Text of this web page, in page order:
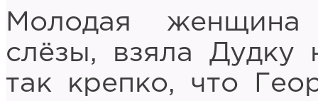
Молодая женщина
слёзы, взяла
так крепко, что